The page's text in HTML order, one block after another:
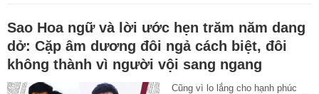
Sao Hoa ngữ và lời ước hẹn trăm năm dang
dở: Cặp âm dương đôi ngả cách biệt, đôi
không thành vì người vội sang ngang
Cũng vì lo lắng cho hạnh phúc